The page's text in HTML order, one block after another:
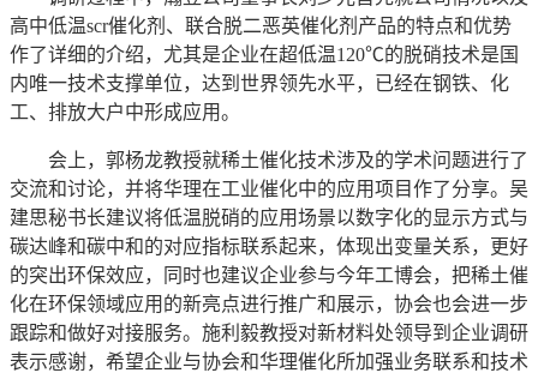
高中低温scr催化剂、联合脱二恶英催化剂产品的特点和优势
作了详细的介绍，尤其是企业在超低温120℃的脱硝技术是国
内唯一技术支撑单位，达到世界领先水平，已经在钢铁、化
工、排放大户中形成应用。
会上，郭杨龙教授就稀土催化技术涉及的学术问题进行了
交流和讨论，并将华理在工业催化中的应用项目作了分享。吴
建思秘书长建议将低温脱硝的应用场景以数字化的显示方式与
碳达峰和碳中和的对应指标联系起来，体现出变量关系，更好
的突出环保效应，同时也建议企业参与今年工博会，把稀土催
化在环保领域应用的新亮点进行推广和展示，协会也会进一步
跟踪和做好对接服务。施利毅教授对新材料处领导到企业调研
表示感谢，希望企业与协会和华理催化所加强业务联系和技术